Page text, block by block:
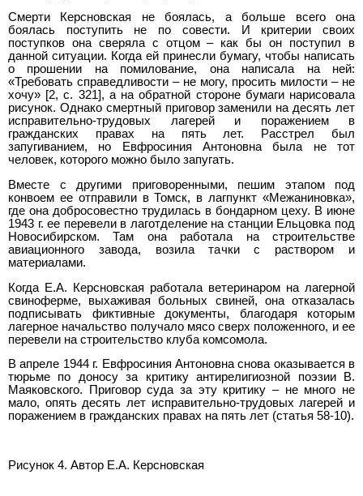
Смерти Керсновская не боялась, а больше всего она
боялась поступить не по совести. И критерии своих
поступков она сверяла с отцом – как бы он поступил в
данной ситуации. Когда ей принесли бумагу, чтобы написать
о прошении на помилование, она написала на ней:
«Требовать справедливости – не могу, просить милости – не
хочу» [2, c. 321], а на обратной стороне бумаги нарисовала
рисунок. Однако смертный приговор заменили на десять лет
исправительно-трудовых лагерей и поражением в
гражданских правах на пять лет. Расстрел был
запугиванием, но Евфросиния Антоновна была не тот
человек, которого можно было запугать.
Вместе с другими приговоренными, пешим этапом под
конвоем ее отправили в Томск, в лагпункт «Межаниновка»,
где она добросовестно трудилась в бондарном цеху. В июне
1943 г. ее перевели в лаготделение на станции Ельцовка под
Новосибирском. Там она работала на строительстве
авиационного завода, возила тачки с раствором и
материалами.
Когда Е.А. Керсновская работала ветеринаром на лагерной
свиноферме, выхаживая больных свиней, она отказалась
подписывать фиктивные документы, благодаря которым
лагерное начальство получало мясо сверх положенного, и ее
перевели на строительство клуба комсомола.
В апреле 1944 г. Евфросиния Антоновна снова оказывается в
тюрьме по доносу за критику антирелигиозной поэзии В.
Маяковского. Приговор суда за эту критику – не много не
мало, опять десять лет исправительно-трудовых лагерей и
поражением в гражданских правах на пять лет (статья 58-10).
Рисунок 4. Автор Е.А. Керсновская